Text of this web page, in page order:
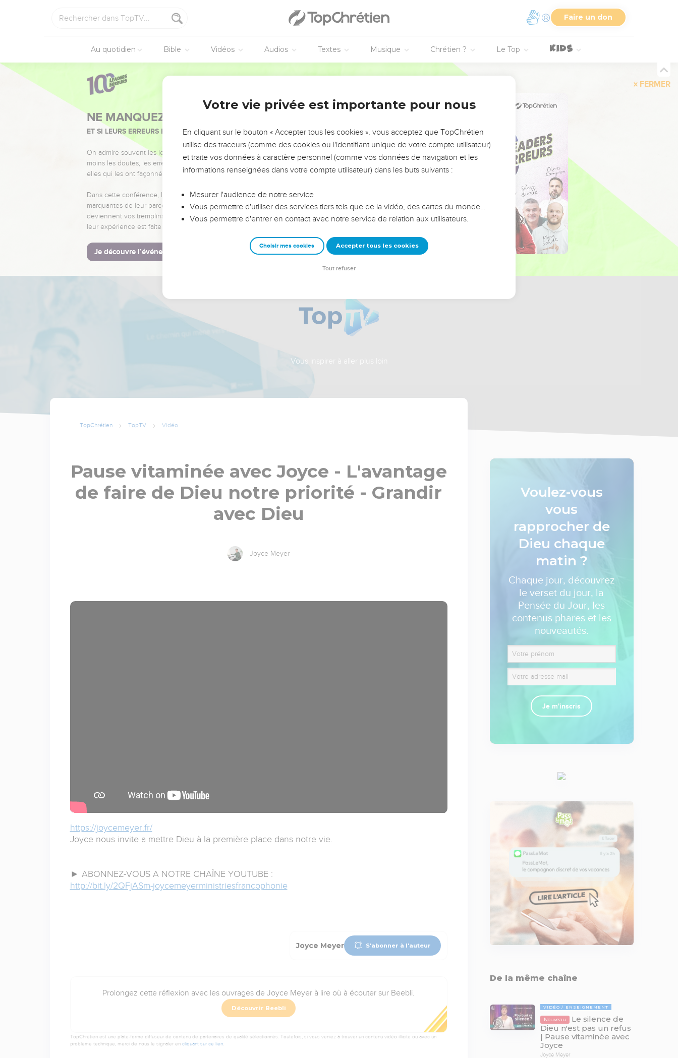
Faire un don
Au quotidien Bible Vidéos Audios Textes Musique Chrétien ? Le Top
FERMER
NE MANQUEZ PAS L’ÉVÉNEMENT DE L’ANNÉE !
ET SI LEURS ERREURS POUVAIENT VOUS ÉVITER LES VOTRES ?
On admire souvent les leaders pour leurs réussites, leur impact, leur foi ou leur vision. Mais on voit
moins les doutes, les erreurs et les saisons difficiles qu'ils ont traversés, alors même que ce sont
elles qui les ont façonnés.
Dans cette conférence, leaders, entrepreneurs, et responsables reviennent sur les erreurs
marquantes de leur parcours et les clés pour avancer avec plus de sagesse afin que leurs erreurs
deviennent vos tremplins. Que vous guidiez un ministère, une équipe, un groupe ou une famille,
leur expérience est faite pour vous.
Je découvre l’événement
Vous inspirer à aller plus loin
TopChrétien TopTV Vidéo
Pause vitaminée avec Joyce - L'avantage
de faire de Dieu notre priorité - Grandir
avec Dieu
Joyce Meyer
https://joycemeyer.fr/
Joyce nous invite a mettre Dieu à la première place dans notre vie.
► ABONNEZ-VOUS A NOTRE CHAÎNE YOUTUBE :
http://bit.ly/2QFjASm-joycemeyerministriesfrancophonie
Joyce Meyer S'abonner à l'auteur
Prolongez cette réflexion avec les ouvrages de Joyce Meyer à lire où à écouter sur Beebli.
Découvrir Beebli
TopChrétien est une plate-forme diffuseur de contenu de partenaires de qualité sélectionnés. Toutefois, si vous veniez à trouver un contenu vidéo illicite ou avec un
problème technique, merci de nous le signaler en cliquant sur ce lien.
Voulez-vous
vous
rapprocher de
Dieu chaque
matin ?
Chaque jour, découvrez
le verset du jour, la
Pensée du Jour, les
contenus phares et les
nouveautés.
Je m'inscris
De la même chaîne
10:37
VIDÉO ENSEIGNEMENT
Nouveau
Le silence de
Dieu n'est pas un refus
| Pause vitaminée avec
Joyce
Joyce Meyer
Votre vie privée est importante pour nous
En cliquant sur le bouton « Accepter tous les cookies », vous acceptez que TopChrétien
utilise des traceurs (comme des cookies ou l'identifiant unique de votre compte utilisateur)
et traite vos données à caractère personnel (comme vos données de navigation et les
informations renseignées dans votre compte utilisateur) dans les buts suivants :
Mesurer l'audience de notre service
Vous permettre d'utiliser des services tiers tels que de la vidéo, des cartes du monde…
Vous permettre d'entrer en contact avec notre service de relation aux utilisateurs.
Choisir mes cookies Accepter tous les cookies
Tout refuser